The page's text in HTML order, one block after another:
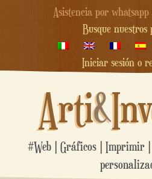
Asistencia por whatsapp
Busque nuestros
Iniciar sesión o
Arti&
#Web | Gráficos | Imprimir |